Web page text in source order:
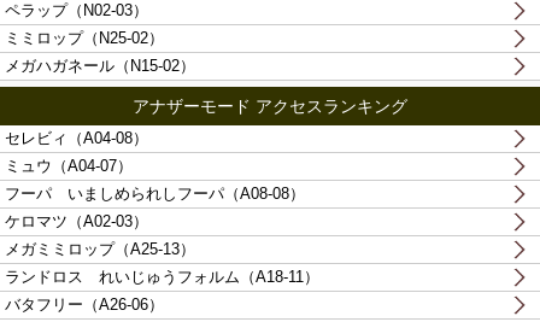
ペラップ（N02-03）
ミミロップ（N25-02）
メガハガネール（N15-02）
アナザーモード アクセスランキング
セレビィ（A04-08）
ミュウ（A04-07）
フーパ いましめられしフーパ（A08-08）
ケロマツ（A02-03）
メガミミロップ（A25-13）
ランドロス れいじゅうフォルム（A18-11）
バタフリー（A26-06）